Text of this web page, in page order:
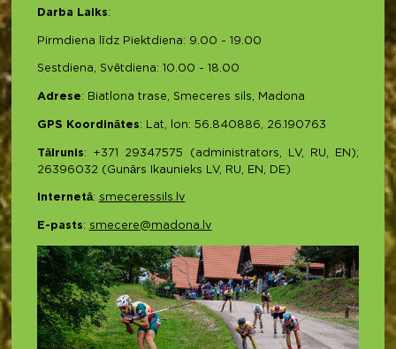
Darba Laiks:
Pirmdiena līdz Piektdiena: 9.00 - 19.00
Sestdiena, Svētdiena: 10.00 - 18.00
Adrese: Biatlona trase, Smeceres sils, Madona
GPS Koordinātes: Lat, lon: 56.840886, 26.190763
Tālrunis: +371 29347575 (administrators, LV, RU, EN);
26396032 (Gunārs Ikaunieks LV, RU, EN, DE)
Internetā: smeceressils.lv
E-pasts: smecere@madona.lv